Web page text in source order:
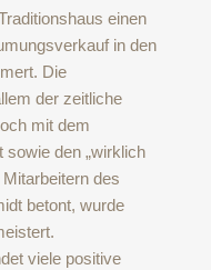
einen
in den
Die
der zeitliche
mit dem
sowie den „wirklich
des
betont, wurde
viele positive